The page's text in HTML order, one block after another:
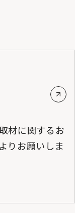
材に関するお
りお願いしま